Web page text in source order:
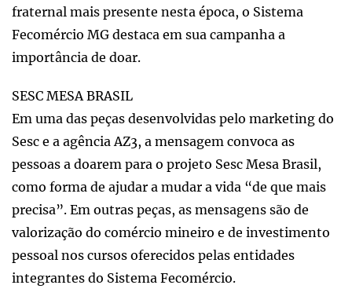
fraternal mais presente nesta época, o Sistema
Fecomércio MG destaca em sua campanha a
importância de doar.
SESC MESA BRASIL
Em uma das peças desenvolvidas pelo marketing do
Sesc e a agência AZ3, a mensagem convoca as
pessoas a doarem para o projeto Sesc Mesa Brasil,
como forma de ajudar a mudar a vida “de que mais
precisa”. Em outras peças, as mensagens são de
valorização do comércio mineiro e de investimento
pessoal nos cursos oferecidos pelas entidades
integrantes do Sistema Fecomércio.